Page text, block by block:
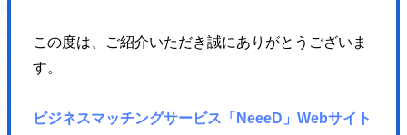
この度は、ご紹介いただき誠にありがとうございま
す。
ビジネスマッチングサービス「NeeeD」Webサイト
display: inline !important;
height: 1em !important;